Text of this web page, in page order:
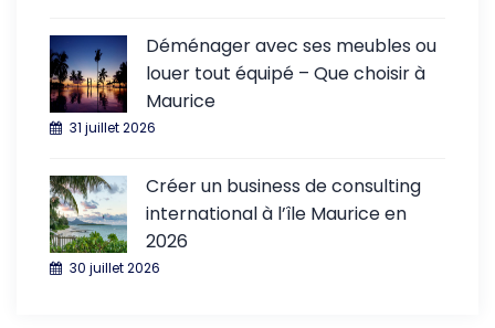
Déménager avec ses meubles ou
louer tout équipé – Que choisir à
Maurice
31 juillet 2026
Créer un business de consulting
international à l’île Maurice en
2026
30 juillet 2026